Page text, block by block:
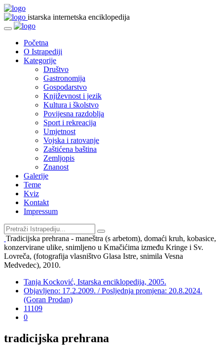
istarska internetska enciklopedija
Početna
O Istrapediji
Kategorije
Društvo
Gastronomija
Gospodarstvo
Književnost i jezik
Kultura i školstvo
Povijesna razdoblja
Sport i rekreacija
Umjetnost
Vojska i ratovanje
Zaštićena baština
Zemljopis
Znanost
Galerije
Teme
Kviz
Kontakt
Impressum
Tradicijska prehrana - maneštra (s arbetom), domaći kruh, kobasice,
konzervirane ulike, snimljeno u Kmačićima između Kringe i Sv.
Lovreča, (fotografija vlasništvo Glasa Istre, snimila Vesna
Medvedec), 2010.
Tanja Kocković, Istarska enciklopedija, 2005.
Objavljeno: 17.2.2009. / Posljednja promjena: 20.8.2024.
(Goran Prodan)
11109
0
tradicijska prehrana